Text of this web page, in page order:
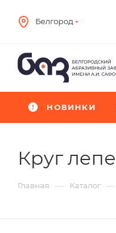
Белгород
НОВИНКИ
Круг
Главная — Каталог —